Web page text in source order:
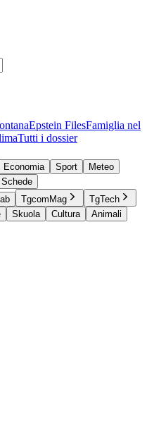
Epstein FilesFamiglia nel
Tutti i dossier
Economia Sport
Meteo
Schede
TgcomMag
TgTech
Skuola Cultura
Animali